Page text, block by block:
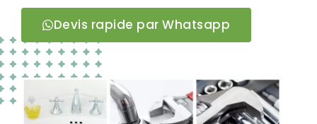
Devis rapide par Whatsapp